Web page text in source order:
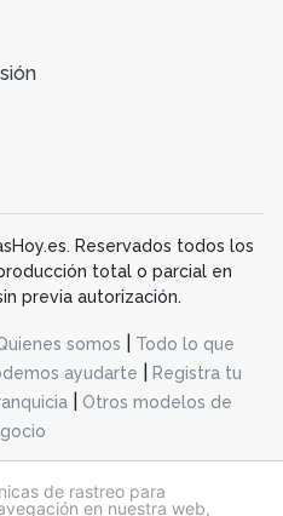
de rastreo para
en nuestra web,
Reservados todos los
total o parcial en
previa autorización.
somos
Todo lo que
ayudarte
Registra tu
|
Otros modelos de